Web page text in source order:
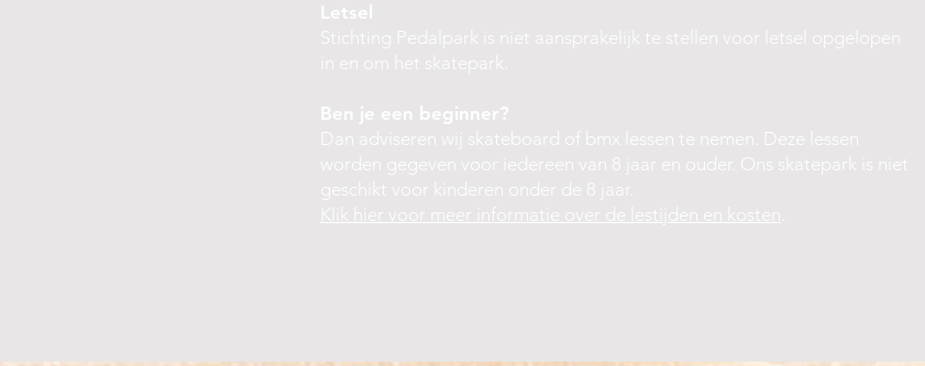
Letsel
Stichting Pedalpark is niet aansprakelijk te stellen voor letsel opgelopen
in en om het skatepark.
Ben je een beginner?
Dan adviseren wij skateboard of bmx lessen te nemen. Deze lessen
worden gegeven voor iedereen van 8 jaar en ouder. Ons skatepark is niet
geschikt voor kinderen onder de 8 jaar.
Klik hier voor meer informatie over de lestijden en kosten